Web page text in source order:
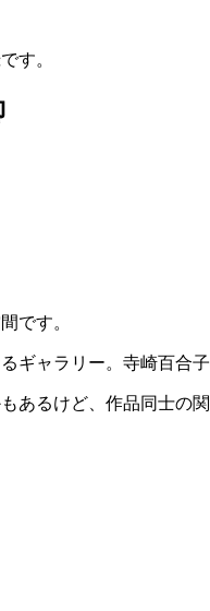
す。
です。
ギャラリー。寺崎百合
るけど、作品同士の